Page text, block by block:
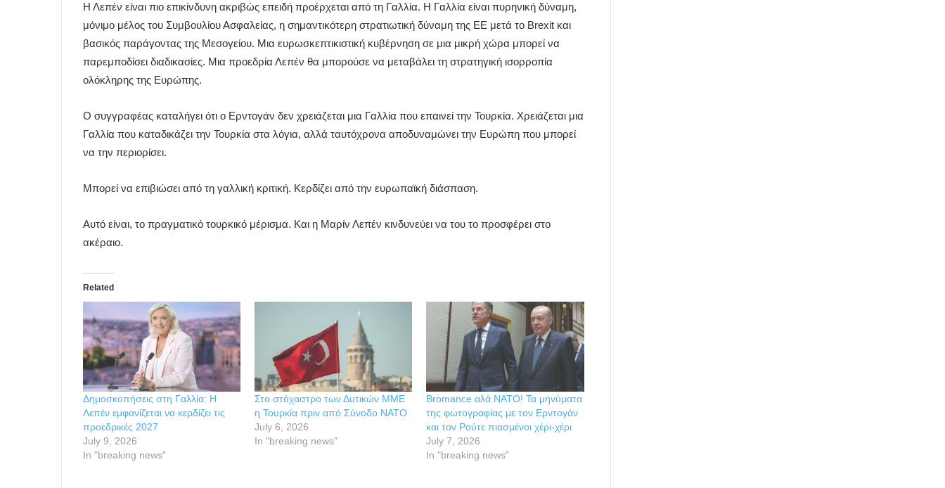
Η Λεπέν είναι πιο επικίνδυνη ακριβώς επειδή προέρχεται από τη Γαλλία. Η Γαλλία είναι πυρηνική δύναμη,
μόνιμο μέλος του Συμβουλίου Ασφαλείας, η σημαντικότερη στρατιωτική δύναμη της ΕΕ μετά το Brexit και
βασικός παράγοντας της Μεσογείου. Μια ευρωσκεπτικιστική κυβέρνηση σε μια μικρή χώρα μπορεί να
παρεμποδίσει διαδικασίες. Μια προεδρία Λεπέν θα μπορούσε να μεταβάλει τη στρατηγική ισορροπία
ολόκληρης της Ευρώπης.
Ο συγγραφέας καταλήγει ότι ο Ερντογάν δεν χρειάζεται μια Γαλλία που επαινεί την Τουρκία. Χρειάζεται μια
Γαλλία που καταδικάζει την Τουρκία στα λόγια, αλλά ταυτόχρονα αποδυναμώνει την Ευρώπη που μπορεί
να την περιορίσει.
Μπορεί να επιβιώσει από τη γαλλική κριτική. Κερδίζει από την ευρωπαϊκή διάσπαση.
Αυτό είναι, το πραγματικό τουρκικό μέρισμα. Και η Μαρίν Λεπέν κινδυνεύει να του το προσφέρει στο
ακέραιο.
Related
Δημοσκοπήσεις στη Γαλλία: Η
Λεπέν εμφανίζεται να κερδίζει τις
προεδρικές 2027
July 9, 2026
In "breaking news"
Στο στόχαστρο των Δυτικών ΜΜΕ
η Τουρκία πριν από Σύνοδο ΝΑΤΟ
July 6, 2026
In "breaking news"
Bromance αλά NATO! Τα μηνύματα
της φωτογραφίας με τον Ερντογάν
και τον Ρούτε πιασμένοι χέρι-χέρι
July 7, 2026
In "breaking news"